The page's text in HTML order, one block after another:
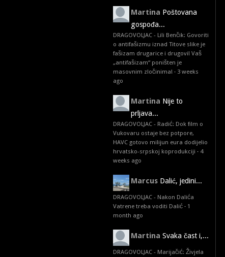
Martina Poštovana
gospođa...
DRAGOVOLJAC - Lili Benčik: Govoriti
o antifašizmu iznad Titove slike je
fašizam drugarice i drugovi! Vaš
„antifašizam“ poništen je
masovnim zločinima! · 3 weeks
ago
Martina Nije to
prljava...
DRAGOVOLJAC - Radić: Dok film o
Vukovaru ostaje bez potpore,
HAVC gotovo milijun eura dodijelio
hrvatsko-srpskoj koprodukciji · 4
weeks ago
Marcus Dalić, jedini...
DRAGOVOLJAC - Nakon Dalića
Vatrene treba voditi Dalić · 1
month ago
Martina Svaka čast i,...
DRAGOVOLJAC - Marijačić: Živjela